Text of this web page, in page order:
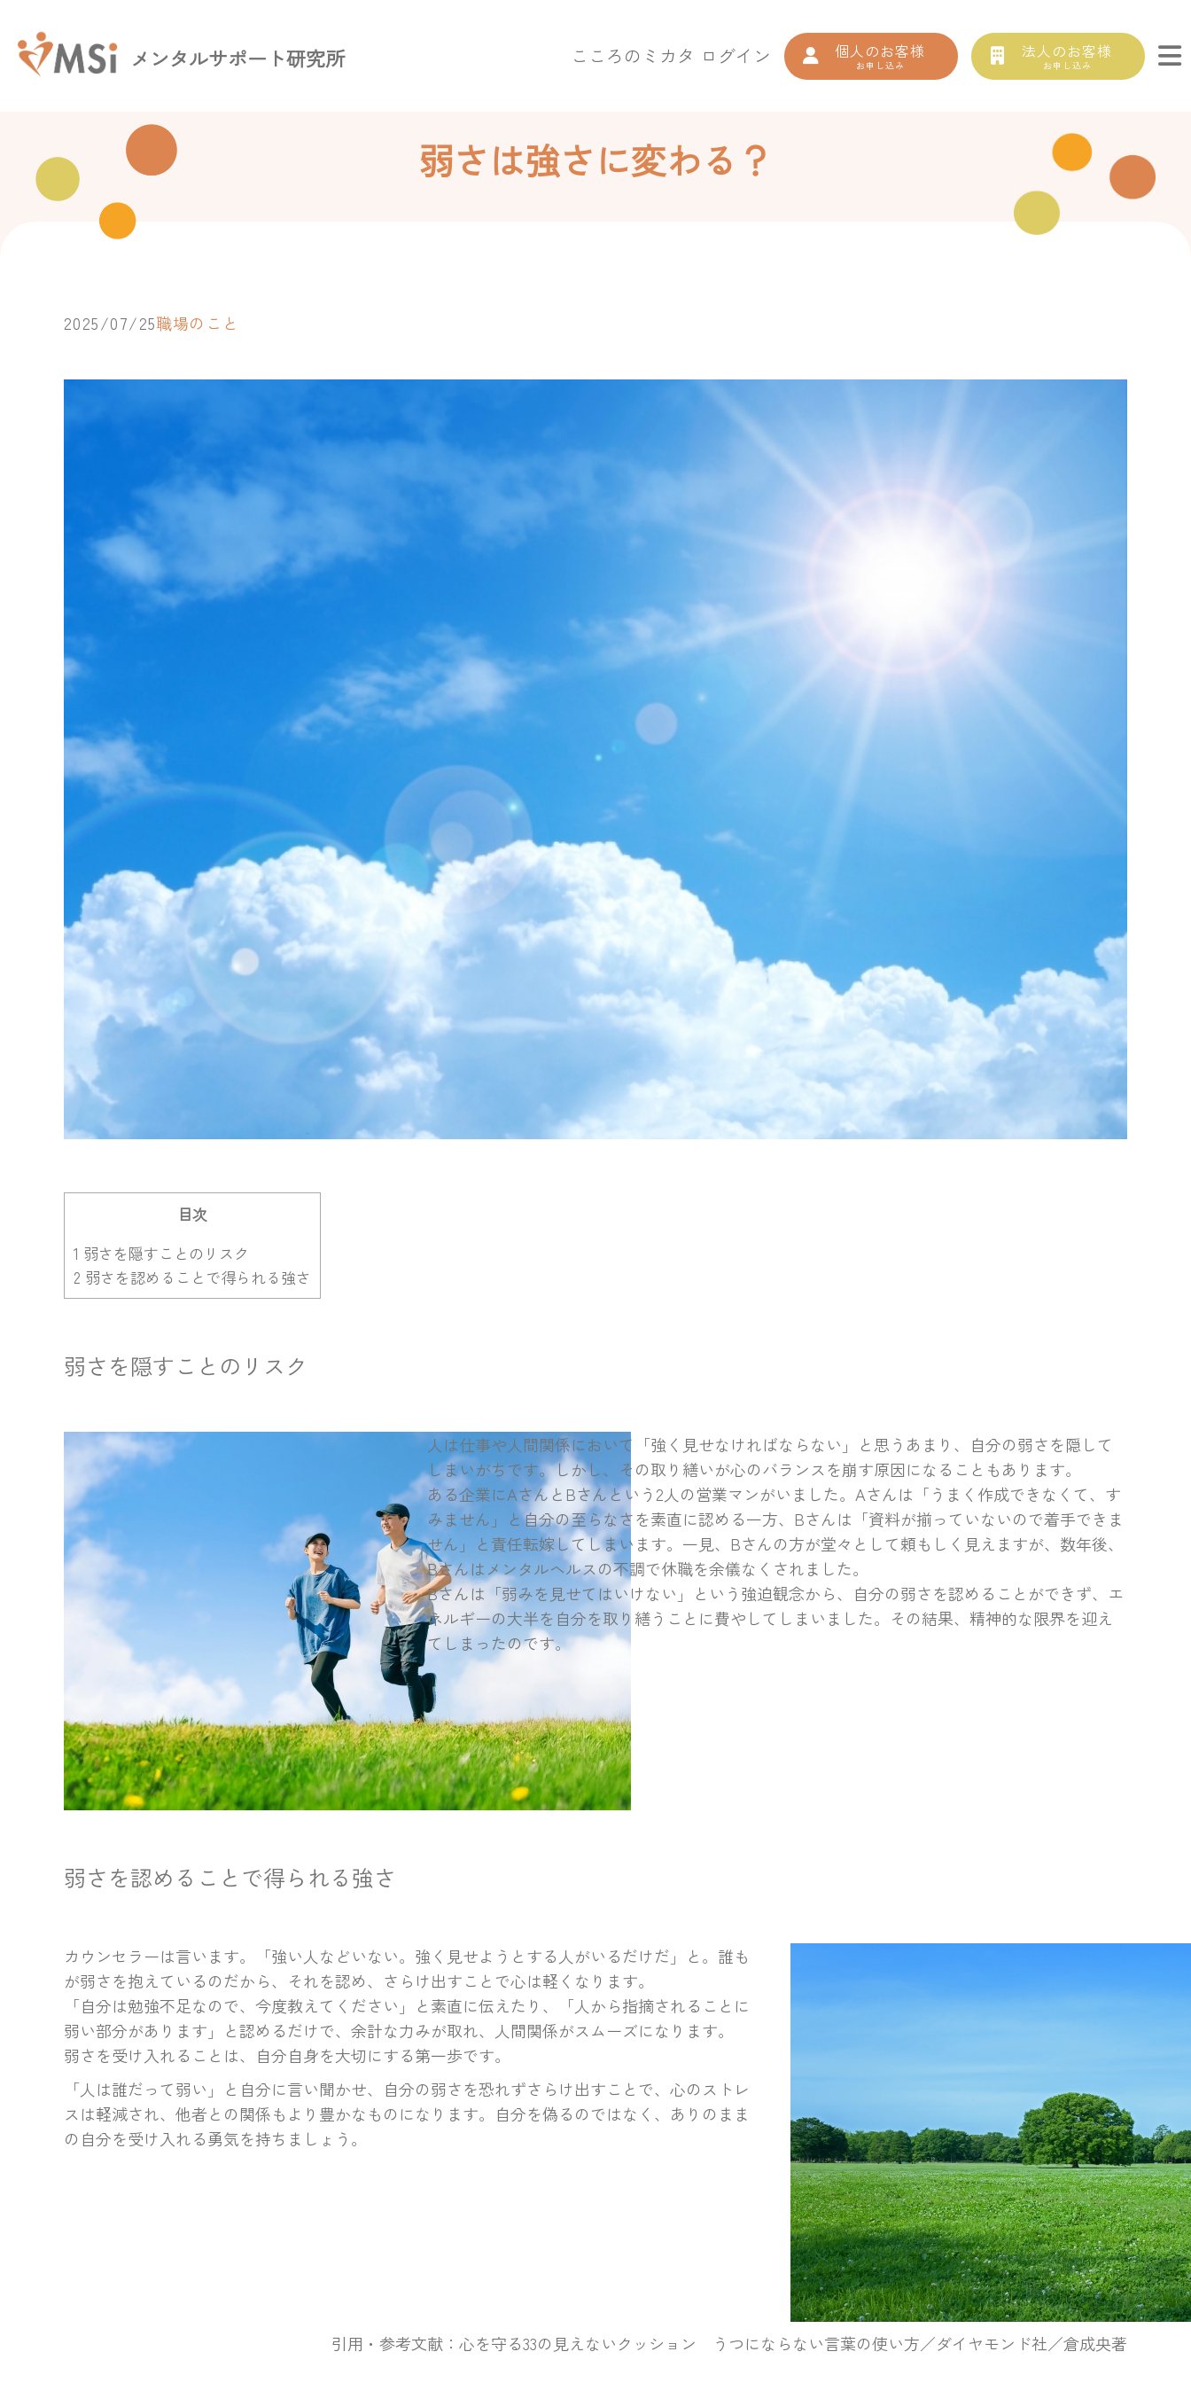
メンタルサポート研究所 こころのミカタ ログイン 個人のお客様
お申し込み
法人のお客様
お申し込み
弱さは強さに変わる？
2025/07/25職場のこと
目次
1 弱さを隠すことのリスク
2 弱さを認めることで得られる強さ
弱さを隠すことのリスク
人は仕事や人間関係において「強く見せなければならない」と思うあまり、自分の弱さを隠して
しまいがちです。しかし、その取り繕いが心のバランスを崩す原因になることもあります。
ある企業にAさんとBさんという2人の営業マンがいました。Aさんは「うまく作成できなくて、す
みません」と自分の至らなさを素直に認める一方、Bさんは「資料が揃っていないので着手できま
せん」と責任転嫁してしまいます。一見、Bさんの方が堂々として頼もしく見えますが、数年後、
Bさんはメンタルヘルスの不調で休職を余儀なくされました。
Bさんは「弱みを見せてはいけない」という強迫観念から、自分の弱さを認めることができず、エ
ネルギーの大半を自分を取り繕うことに費やしてしまいました。その結果、精神的な限界を迎え
てしまったのです。
弱さを認めることで得られる強さ
カウンセラーは言います。「強い人などいない。強く見せようとする人がいるだけだ」と。誰も
が弱さを抱えているのだから、それを認め、さらけ出すことで心は軽くなります。
「自分は勉強不足なので、今度教えてください」と素直に伝えたり、「人から指摘されることに
弱い部分があります」と認めるだけで、余計な力みが取れ、人間関係がスムーズになります。
弱さを受け入れることは、自分自身を大切にする第一歩です。
「人は誰だって弱い」と自分に言い聞かせ、自分の弱さを恐れずさらけ出すことで、心のストレ
スは軽減され、他者との関係もより豊かなものになります。自分を偽るのではなく、ありのまま
の自分を受け入れる勇気を持ちましょう。
引用・参考文献：心を守る33の見えないクッション うつにならない言葉の使い方／ダイヤモンド社／倉成央著